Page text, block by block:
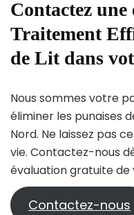
Contactez
Traitement
de Lit dans
Nous sommes votre
éliminer les punaises
Nord. Ne laissez pas
vie. Contactez-nous
évaluation gratuite de
Contactez-nous